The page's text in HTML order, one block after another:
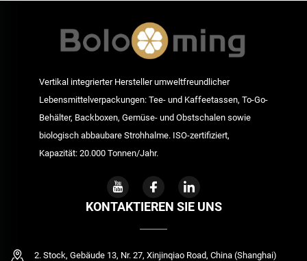
Vertikal integrierter Hersteller umweltfreundlicher
Lebensmittelverpackungen: Tee- und Kaffeetassen, To-Go-
Behälter, Backboxen, Gemüse- und Obstschalen sowie
biologisch abbaubare Strohhalme. ISO-zertifiziert,
Kapazität: 20.000 Tonnen/Jahr.
KONTAKTIEREN SIE UNS
2. Stock, Gebäude 13, Nr. 27, Xinjinqiao Road, China (Shanghai)